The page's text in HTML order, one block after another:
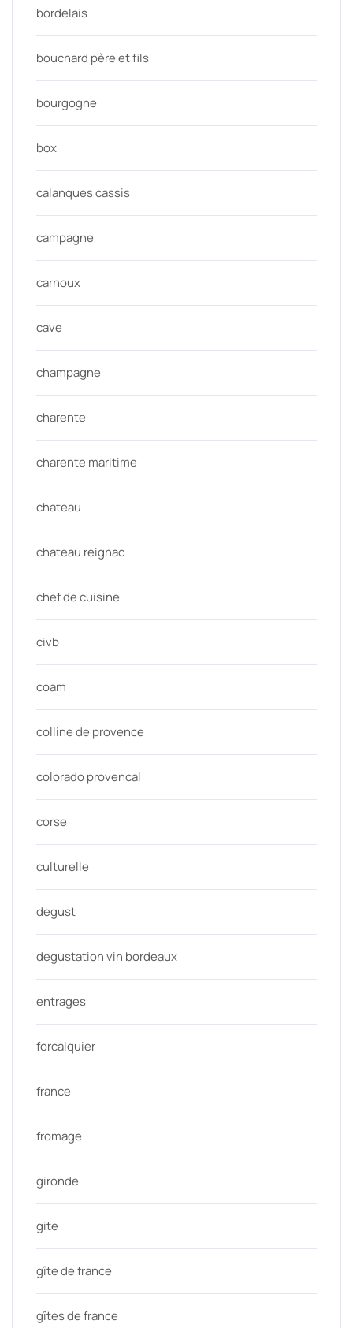
bordelais
bouchard père et fils
bourgogne
box
calanques cassis
campagne
carnoux
cave
champagne
charente
charente maritime
chateau
chateau reignac
chef de cuisine
civb
coam
colline de provence
colorado provencal
corse
culturelle
degust
degustation vin bordeaux
entrages
forcalquier
france
fromage
gironde
gite
gîte de france
gîtes de france